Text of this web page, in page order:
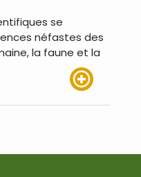
se
néfastes des
la faune et la